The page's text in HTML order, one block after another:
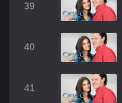
39
40
41